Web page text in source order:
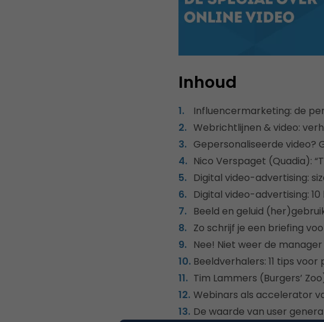
Inhoud
Influencermarketing: de
Webrichtlijnen & video:
Gepersonaliseerde video?
Nico Verspaget (Quadia):
Digital video-advertising:
Digital video-advertising:
Beeld en geluid
Zo schrijf je een briefing
Nee! Niet weer de
Beeldverhalers: 11 tips
Tim Lammers (Burgers’
Webinars als accelerator
De waarde van user